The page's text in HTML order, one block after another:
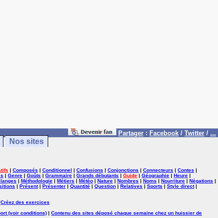
Partager : Facebook / Twitter / ...
Nos sites
| Composés | Conditionnel | Confusions | Conjonctions | Connecteurs | Contes |
| Genre | Goûts | Grammaire | Grands débutants | Guide | Géographie | Heure |
| Méthodologie | Métiers | Météo | Nature | Nombres | Noms | Nourriture | Négations |
| Présent| Présenter | Quantité | Question | Relatives | Sports | Style direct|
Créez des exercices
(voir conditions) | Contenu des sites déposé chaque semaine chez un huissier de